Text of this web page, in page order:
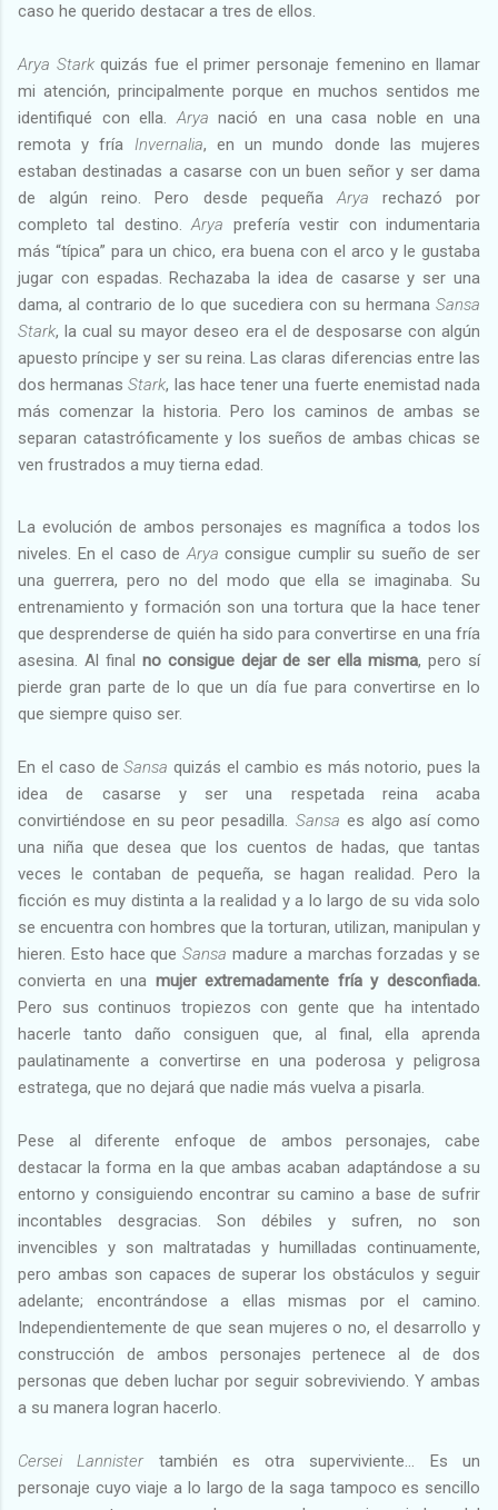
caso he querido destacar a tres de ellos.
Arya Starkquizás fue el primer personaje femenino en llamar
mi atención, principalmente porque en muchos sentidos me
identifiqué con ella.Arya nació en una casa noble en una
remota y fría Invernalia, en un mundo donde las mujeres
estaban destinadas a casarse con un buen señor y ser dama
de algún reino. Pero desde pequeñaArya rechazó por
completo tal destino.Arya prefería vestir con indumentaria
más “típica” para un chico, era buena con el arco y le gustaba
jugar con espadas. Rechazaba la idea de casarse y ser una
dama, al contrario de lo que sucediera con su hermana Sansa
Stark, la cual su mayor deseo era el de desposarse con algún
apuesto príncipe y ser su reina. Las claras diferencias entre las
dos hermanasStark, las hace tener una fuerte enemistad nada
más comenzar la historia. Pero los caminos de ambas se
separan catastróficamente y los sueños de ambas chicas se
ven frustrados a muy tierna edad.
La evolución de ambos personajes es magnífica a todos los
niveles. En el caso deAryaconsigue cumplir su sueño de ser
una guerrera, pero no del modo que ella se imaginaba. Su
entrenamiento y formación son una tortura que la hace tener
que desprenderse de quién ha sido para convertirse en una fría
asesina. Al final no consigue dejar de ser ella misma, pero sí
pierde gran parte de lo que un día fue para convertirse en lo
que siempre quiso ser.
En el caso deSansa quizás el cambio es más notorio, pues la
idea de casarse y ser una respetada reina acaba
convirtiéndose en su peor pesadilla. Sansa es algo así como
una niña que desea que los cuentos de hadas, que tantas
veces le contaban de pequeña, se hagan realidad. Pero la
ficción es muy distinta a la realidad y a lo largo de su vida solo
se encuentra con hombres que la torturan, utilizan, manipulan y
hieren. Esto hace queSansa madure a marchas forzadas y se
convierta en una mujer extremadamente fría y desconfiada.
Pero sus continuos tropiezos con gente que ha intentado
hacerle tanto daño consiguen que, al final, ella aprenda
paulatinamente a convertirse en una poderosa y peligrosa
estratega, que no dejará que nadie más vuelva a pisarla.
Pese al diferente enfoque de ambos personajes, cabe
destacar la forma en la que ambas acaban adaptándose a su
entorno y consiguiendo encontrar su camino a base de sufrir
incontables desgracias. Son débiles y sufren, no son
invencibles y son maltratadas y humilladas continuamente,
pero ambas son capaces de superar los obstáculos y seguir
adelante; encontrándose a ellas mismas por el camino.
Independientemente de que sean mujeres o no, el desarrollo y
construcción de ambos personajes pertenece al de dos
personas que deben luchar por seguir sobreviviendo. Y ambas
a su manera logran hacerlo.
Cersei Lannistertambién es otra superviviente… Es un
personaje cuyo viaje a lo largo de la saga tampoco es sencillo